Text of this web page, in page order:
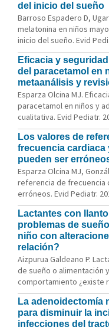
del inicio del sueño
Barroso Espadero D,
melatonina en niños
inicio del sueño. Evid
Eficacia y
del paracetamol en
metaanálisis y
Esparza Olcina MJ.
paracetamol en niños y
cualitativa. Evid Pediatr.
Los valores de
frecuencia cardiaca
pueden ser
Esparza Olcina MJ,
referencia de frecuencia
erróneos. Evid Pediatr.
Lactantes con
problemas de
niño con
relación?
Aizpurua Galdeano P.
de sueño o alimentación
comportamiento ¿existe
La adenoidectomía
para disminuir la
infecciones del